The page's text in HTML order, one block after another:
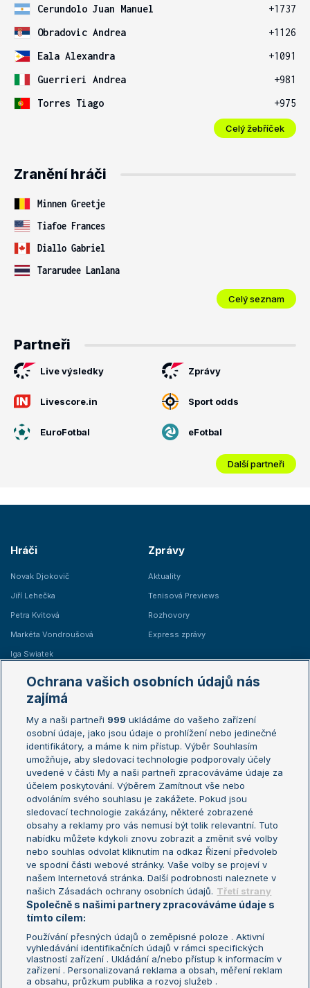
Cerundolo Juan Manuel
+1737
Obradovic Andrea
+1126
Eala Alexandra
+1091
Guerrieri Andrea
+981
Torres Tiago
+975
Celý žebříček
Zranění hráči
Minnen Greetje
Tiafoe Frances
Diallo Gabriel
Tararudee Lanlana
Celý seznam
Partneři
Live výsledky Zprávy
Livescore.in Sport odds
EuroFotbal eFotbal
Další partneři
Hráči
Novak Djokovič
Jiří Lehečka
Petra Kvitová
Markéta Vondroušová
Iga Swiatek
Zprávy
Aktuality
Tenisová Previews
Rozhovory
Express zprávy
Žebříčky
Žebříček ATP (muži)
Žebříček WTA (ženy)
Sázkařský žebříček
Australian Open
French Open
Wimbledon
US Open
Turnaj mistrů
Turnaj mistryň
Aktualní trendy
Fotbalové přestupy
Livesport Daily
LS Prague Open
Podmínky užití
Nastavení soukromí
GDPR a žurnalistika
Reklama
Informace o zpracování osobních
Ochrana vašich osobních údajů nás
zajímá
My a naši partneři 999 ukládáme do vašeho zařízení
osobní údaje, jako jsou údaje o prohlížení nebo jedinečné
identifikátory, a máme k nim přístup. Výběr Souhlasím
umožňuje, aby sledovací technologie podporovaly účely
uvedené v části My a naši partneři zpracováváme údaje za
účelem poskytování. Výběrem Zamítnout vše nebo
odvoláním svého souhlasu je zakážete. Pokud jsou
sledovací technologie zakázány, některé zobrazené
obsahy a reklamy pro vás nemusí být tolik relevantní. Tuto
nabídku můžete kdykoli znovu zobrazit a změnit své volby
nebo souhlas odvolat kliknutím na odkaz Řízení předvoleb
ve spodní části webové stránky. Vaše volby se projeví v
našem Internetová stránka. Další podrobnosti naleznete v
našich Zásadách ochrany osobních údajů. Třetí strany
Společně s našimi partnery zpracováváme údaje s
tímto cílem:
Používání přesných údajů o zeměpisné poloze . Aktivní
vyhledávání identifikačních údajů v rámci specifických
vlastností zařízení . Ukládání a/nebo přístup k informacím v
zařízení . Personalizovaná reklama a obsah, měření reklam
a obsahu, průzkum publika a rozvoj služeb .